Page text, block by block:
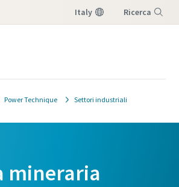
Italy Ricerca
Power Technique Settori industriali
mineraria